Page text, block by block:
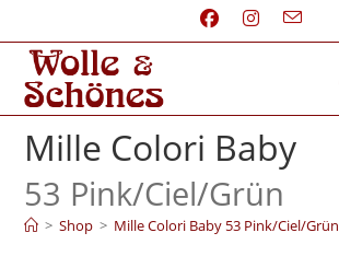
Mille Colori Baby
53 Pink/Ciel/Grün
> Shop > Mille Colori Baby 53 Pink/Ciel/Grün